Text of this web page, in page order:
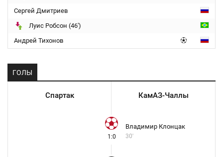
Сергей Дмитриев
Луис Робсон (46')
Андрей Тихонов
ГОЛЫ
Спартак КамАЗ-Чаллы
1:0
Владимир Клонцак
30'